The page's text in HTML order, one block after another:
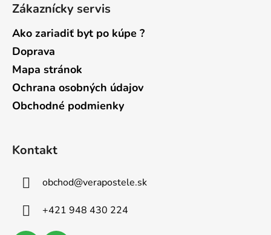
Zákaznícky servis
Ako zariadiť byt po kúpe ?
Doprava
Mapa stránok
Ochrana osobných údajov
Obchodné podmienky
Kontakt
obchod@verapostele.sk
+421 948 430 224